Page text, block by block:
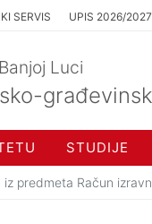
SERVIS UPIS 2026/2027
Luci
STUDIJE
predmeta Račun